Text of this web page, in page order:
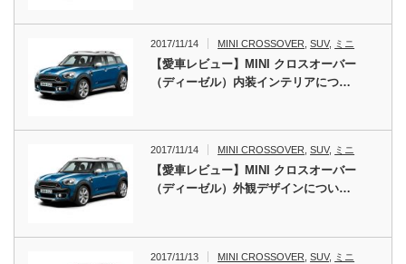
2017/11/14 MINI CROSSOVER ,SUV, ミニ
【愛車レビュー】MINI クロスオーバー
（ディーゼル）内装インテリアにつ…
2017/11/14 MINI CROSSOVER ,SUV, ミニ
【愛車レビュー】MINI クロスオーバー
（ディーゼル）外観デザインについ…
2017/11/13 MINI CROSSOVER ,SUV, ミニ